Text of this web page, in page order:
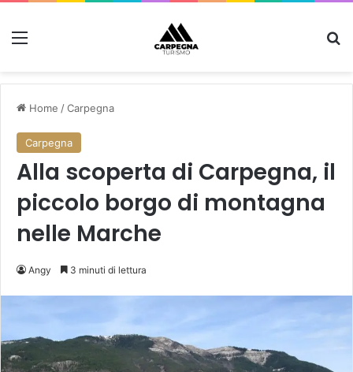
Menu
Home /Carpegna
Carpegna
Alla scoperta di Carpegna, il
piccolo borgo di montagna
nelle Marche
Angy 3 minuti di lettura